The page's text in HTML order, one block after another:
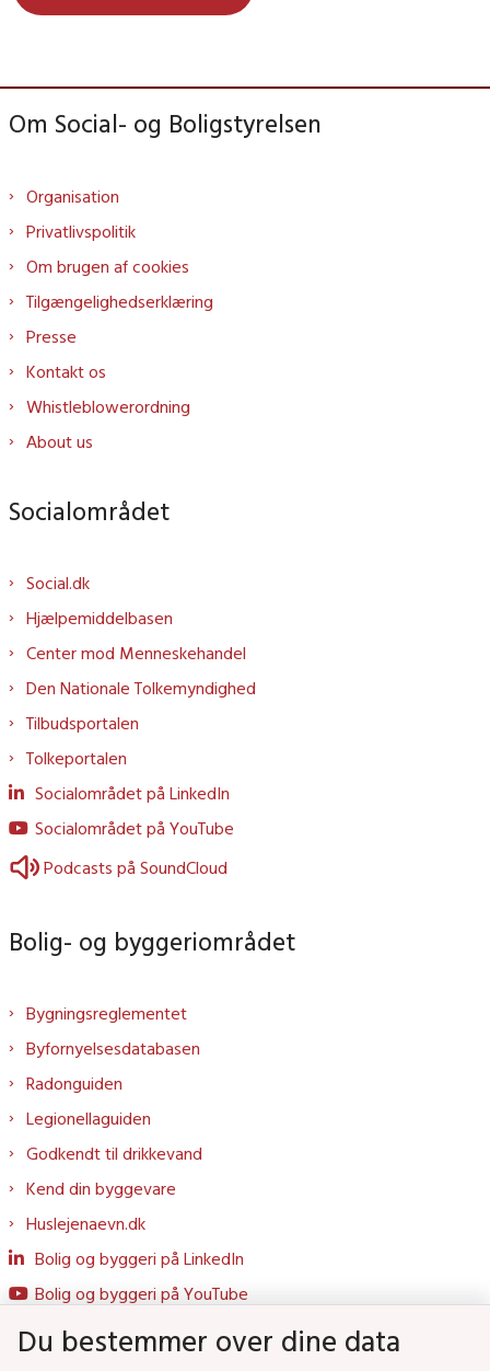
Om Social- og Boligstyrelsen
Organisation
Privatlivspolitik
Om brugen af cookies
Tilgængelighedserklæring
Presse
Kontakt os
Whistleblowerordning
About us
Socialområdet
Social.dk
Hjælpemiddelbasen
Center mod Menneskehandel
Den Nationale Tolkemyndighed
Tilbudsportalen
Tolkeportalen
Socialområdet på LinkedIn
Socialområdet på YouTube
Podcasts på SoundCloud
Bolig- og byggeriområdet
Bygningsreglementet
Byfornyelsesdatabasen
Radonguiden
Legionellaguiden
Godkendt til drikkevand
Kend din byggevare
Huslejenaevn.dk
Bolig og byggeri på LinkedIn
Bolig og byggeri på YouTube
Du bestemmer over dine data